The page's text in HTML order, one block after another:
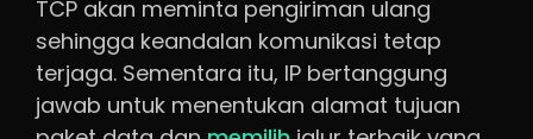
TCP akan meminta pengiriman ulang
sehingga keandalan komunikasi tetap
terjaga. Sementara itu, IP bertanggung
jawab untuk menentukan alamat tujuan